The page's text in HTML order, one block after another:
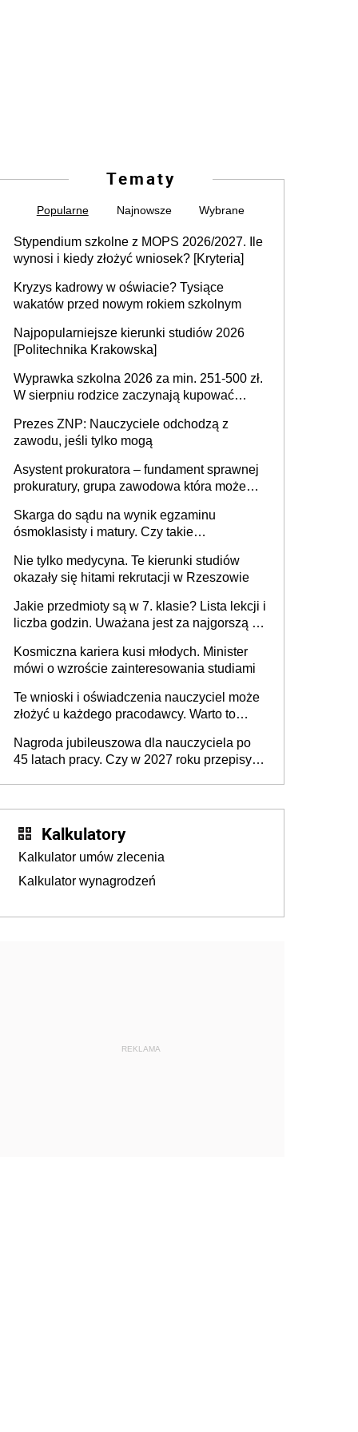
Tematy
Popularne Najnowsze Wybrane
Stypendium szkolne z MOPS 2026/2027. Ile
wynosi i kiedy złożyć wniosek? [Kryteria]
Kryzys kadrowy w oświacie? Tysiące
wakatów przed nowym rokiem szkolnym
Najpopularniejsze kierunki studiów 2026
[Politechnika Krakowska]
Wyprawka szkolna 2026 za min. 251-500 zł.
W sierpniu rodzice zaczynają kupować
wydatek sięgający ponad 1 tys. zł
Prezes ZNP: Nauczyciele odchodzą z
zawodu, jeśli tylko mogą
Asystent prokuratora – fundament sprawnej
prokuratury, grupa zawodowa która może
Skarga do sądu na wynik egzaminu
ósmoklasisty i matury. Czy takie
Nie tylko medycyna. Te kierunki studiów
okazały się hitami rekrutacji w Rzeszowie
Jakie przedmioty są w 7. klasie? Lista lekcji i
liczba godzin. Uważana jest za najgorszą -
Kosmiczna kariera kusi młodych. Minister
mówi o wzroście zainteresowania studiami
Te wnioski i oświadczenia nauczyciel może
złożyć u każdego pracodawcy. Warto to
szkolnego 2026/2027
Nagroda jubileuszowa dla nauczyciela po
45 latach pracy. Czy w 2027 roku przepisy
Kalkulatory
Kalkulator umów zlecenia
Kalkulator wynagrodzeń
REKLAMA